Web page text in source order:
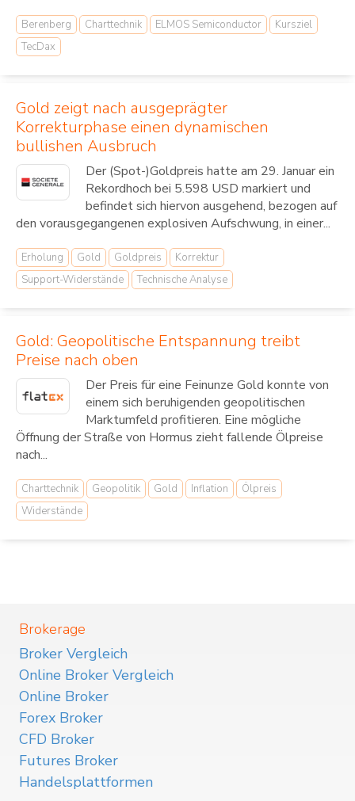
Berenberg Charttechnik ELMOS Semiconductor
Kursziel
TecDax
Gold zeigt nach ausgeprägter
Korrekturphase einen dynamischen
bullishen Ausbruch
Der (Spot-)Goldpreis hatte am 29. Januar ein
Rekordhoch bei 5.598 USD markiert und
befindet sich hiervon ausgehend, bezogen auf
den vorausgegangenen explosiven Aufschwung, in einer...
Erholung Gold Goldpreis
Korrektur
Support-Widerstände
Technische Analyse
Gold: Geopolitische Entspannung treibt
Preise nach oben
Der Preis für eine Feinunze Gold konnte von
einem sich beruhigenden geopolitischen
Marktumfeld profitieren. Eine mögliche
Öffnung der Straße von Hormus zieht fallende Ölpreise
nach...
Charttechnik Geopolitik Gold Inflation
Ölpreis
Widerstände
Brokerage
Broker Vergleich
Online Broker Vergleich
Online Broker
Forex Broker
CFD Broker
Futures Broker
Handelsplattformen